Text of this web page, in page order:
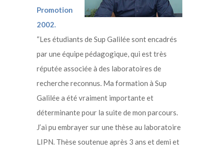
Promotion
2002.
“Les étudiants de Sup Galilée sont encadrés
par une équipe pédagogique, qui est très
réputée associée à des laboratoires de
recherche reconnus. Ma formation à Sup
Galilée a été vraiment importante et
déterminante pour la suite de mon parcours.
J’ai pu embrayer sur une thèse au laboratoire
LIPN. Thèse soutenue après 3 ans et demi et